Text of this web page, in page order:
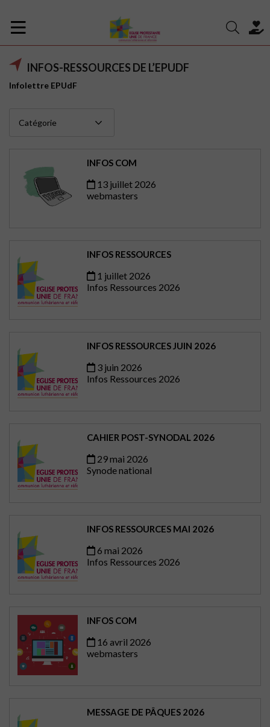
INFOS-RESSOURCES DE L’EPUDF
Infolettre EPUdF
INFOS COM
13 juillet 2026
webmasters
INFOS RESSOURCES
1 juillet 2026
Infos Ressources 2026
INFOS RESSOURCES JUIN 2026
3 juin 2026
Infos Ressources 2026
CAHIER POST-SYNODAL 2026
29 mai 2026
Synode national
INFOS RESSOURCES MAI 2026
6 mai 2026
Infos Ressources 2026
INFOS COM
16 avril 2026
webmasters
MESSAGE DE PÂQUES 2026